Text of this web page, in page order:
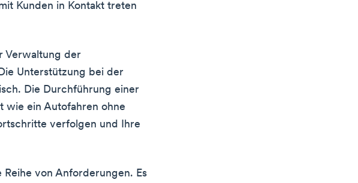
Kunden in Kontakt treten
Verwaltung der
Unterstützung bei der
Die Durchführung einer
wie ein Autofahren ohne
verfolgen und Ihre
von Anforderungen. Es